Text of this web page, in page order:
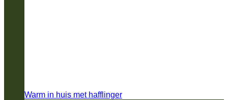
Warm in huis met hafflinger